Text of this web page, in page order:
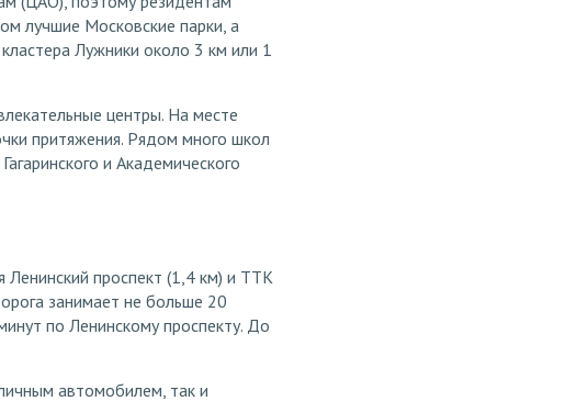
лучшие Московские парки, а
Лужники около 3 км или 1
центры. На месте
притяжения. Рядом много школ
и Академического
Ленинский проспект (1,4 км) и ТТК
занимает не больше 20
по Ленинскому проспекту. До
автомобилем, так и